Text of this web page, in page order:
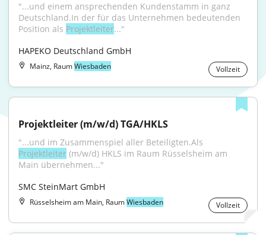
"...und einem ansprechenden Kundenstamm in ganz
Deutschland.In der für das Unternehmen bedeutenden
Position als Projektleiter..."
HAPEKO Deutschland GmbH
Mainz, RaumWiesbaden Vollzeit
Projektleiter (m/w/d) TGA/HKLS
Projektleiter (m/w/d) HKLS im Raum Rüsselsheim am
Main übernehmen..."
SMC SteinMart GmbH
Rüsselsheim am Main, RaumWiesbaden Vollzeit